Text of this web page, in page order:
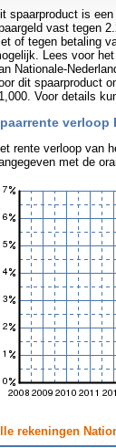
spaarproduct is
vast tegen
of tegen betaling
Lees voor
Nationale-
dit spaarproduct
Voor details
verloop
rente verloop van
met de
rekeningen